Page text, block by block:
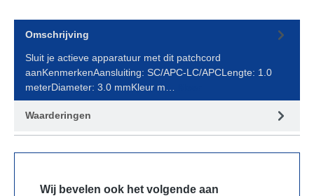
Omschrijving
Sluit je actieve apparatuur met dit patchcord
aanKenmerkenAansluiting: SC/APC-LC/APCLengte: 1.0
meterDiameter: 3.0 mmKleur m…
Waarderingen
Wij bevelen ook het volgende aan